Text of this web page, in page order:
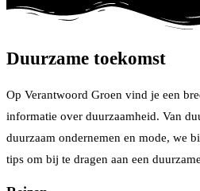
Duurzame toekomst
Op Verantwoord Groen vind je een
informatie over duurzaamheid. Van
duurzaam ondernemen en mode, we
tips om bij te dragen aan een